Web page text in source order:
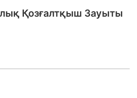
Қозғалтқыш Зауыты